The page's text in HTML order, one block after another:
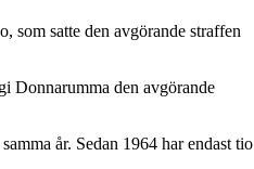
som satte den avgörande straffen
Donnarumma den avgörande
år. Sedan 1964 har endast tio